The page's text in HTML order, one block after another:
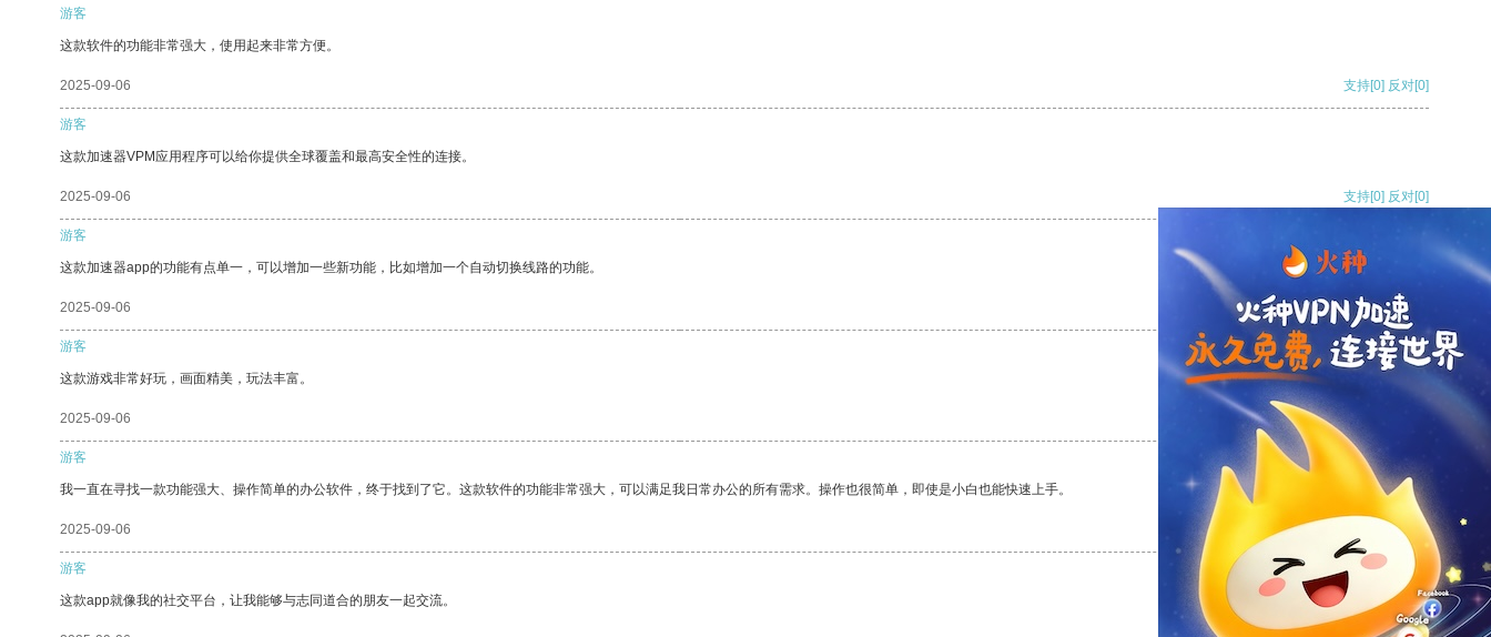
游客
这款软件的功能非常强大，使用起来非常方便。
2025-09-06 支持[0] 反对[0]
游客
这款加速器VPM应用程序可以给你提供全球覆盖和最高安全性的连接。
2025-09-06 支持[0] 反对[0]
游客
这款加速器app的功能有点单一，可以增加一些新功能，比如增加一个自动切换线路的功能。
2025-09-06 支持[0] 反对
游客
这款游戏非常好玩，画面精美，玩法丰富。
2025-09-06 支持
游客
我一直在寻找一款功能强大、操作简单的办公软件，终于找到了它。这款软件的功能非常强大，可以满足我日常办公的所有需求。操作也很简单，即使是小白也能快速上手。
2025-09-06 反对 [0]
游客
这款app就像我的社交平台，让我能够与志同道合的朋友一起交流。